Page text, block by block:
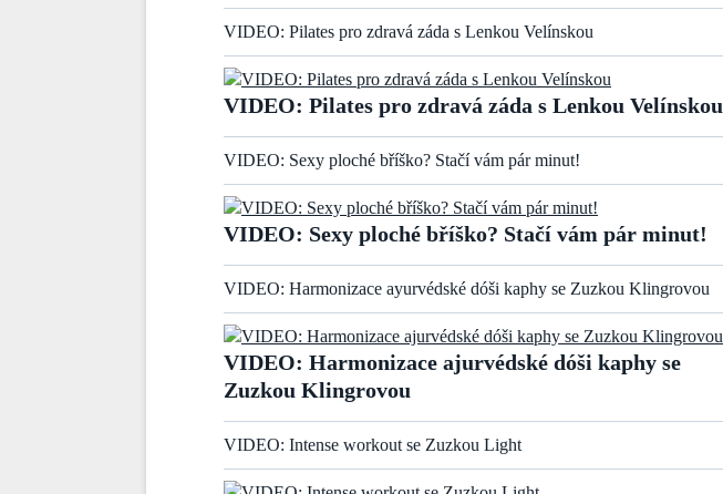
VIDEO: Pilates pro zdravá záda s Lenkou Velínskou
VIDEO: Pilates pro zdravá záda s Lenkou Velínskou
VIDEO: Sexy ploché bříško? Stačí vám pár minut!
VIDEO: Sexy ploché bříško? Stačí vám pár minut!
VIDEO: Harmonizace ayurvédské dóši kaphy se Zuzkou Klingrovou
VIDEO: Harmonizace ajurvédské dóši kaphy se
Zuzkou Klingrovou
VIDEO: Intense workout se Zuzkou Light